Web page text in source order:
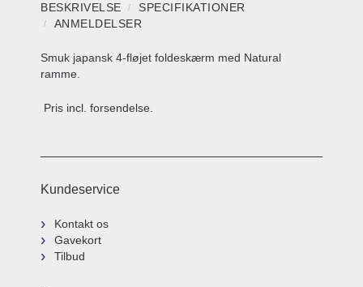
BESKRIVELSE
SPECIFIKATIONER
ANMELDELSER
Smuk japansk 4-fløjet foldeskærm med Natural
ramme.
Pris incl. forsendelse.
Kundeservice
Kontakt os
Gavekort
Tilbud